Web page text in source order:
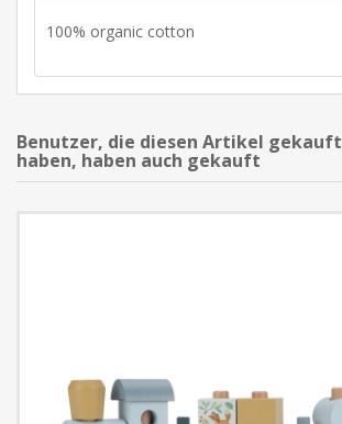
100% organic cotton
Benutzer, die diesen Artikel gekauft
haben, haben auch gekauft